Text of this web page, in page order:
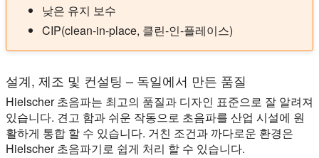
낮은 유지 보수
CIP(clean-in-place, 클린-인-플레이스)
설계, 제조 및 컨설팅 – 독일에서 만든 품질
Hielscher 초음파는 최고의 품질과 디자인 표준으로 잘 알려져
있습니다. 견고 함과 쉬운 작동으로 초음파를 산업 시설에 원
활하게 통합 할 수 있습니다. 거친 조건과 까다로운 환경은
Hielscher 초음파기로 쉽게 처리 할 수 있습니다.